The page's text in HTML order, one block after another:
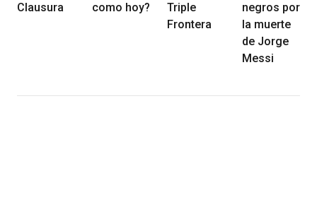
Clausura
como hoy?
Triple
Frontera
negros por
la muerte
de Jorge
Messi